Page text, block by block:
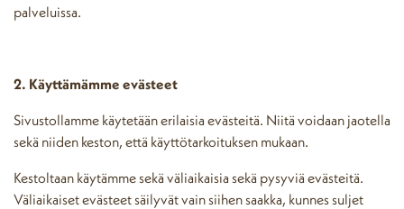
palveluissa.
2. Käyttämämme evästeet
Sivustollamme käytetään erilaisia evästeitä. Niitä voidaan jaotella
sekä niiden keston, että käyttötarkoituksen mukaan.
Kestoltaan käytämme sekä väliaikaisia sekä pysyviä evästeitä.
Väliaikaiset evästeet säilyvät vain siihen saakka, kunnes suljet